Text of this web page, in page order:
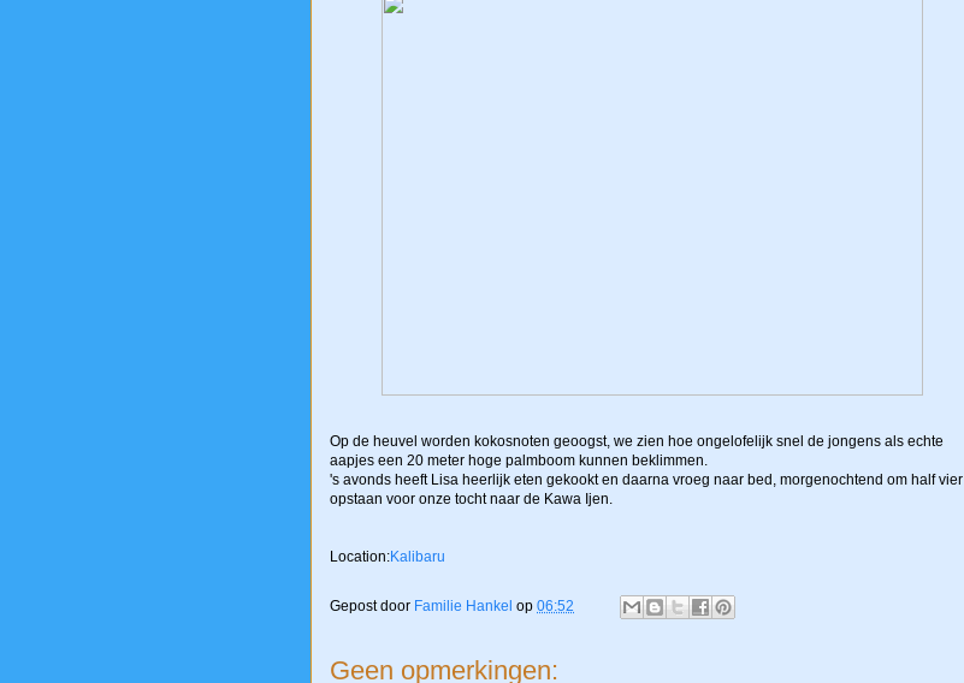
Op de heuvel worden kokosnoten geoogst, we zien hoe ongelofelijk snel de jongens als echte
aapjes een 20 meter hoge palmboom kunnen beklimmen.
's avonds heeft Lisa heerlijk eten gekookt en daarna vroeg naar bed, morgenochtend om half vier
opstaan voor onze tocht naar de Kawa Ijen.
Location:Kalibaru
Gepost door Familie Hankel op 06:52
Geen opmerkingen: